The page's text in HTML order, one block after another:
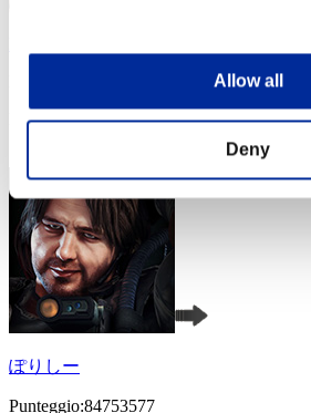
Allow all
Deny
Posizione
ぽりしー
Punteggio:84753577